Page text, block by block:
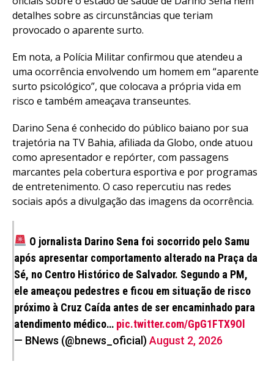
detalhes sobre as circunstâncias que teriam
provocado o aparente surto.
Em nota, a Polícia Militar confirmou que atendeu a
uma ocorrência envolvendo um homem em “aparente
surto psicológico”, que colocava a própria vida em
risco e também ameaçava transeuntes.
Darino Sena é conhecido do público baiano por sua
trajetória na TV Bahia, afiliada da Globo, onde atuou
como apresentador e repórter, com passagens
marcantes pela cobertura esportiva e por programas
de entretenimento. O caso repercutiu nas redes
sociais após a divulgação das imagens da ocorrência.
O jornalista Darino Sena foi socorrido pelo Samu
após apresentar comportamento alterado na Praça da
Sé, no Centro Histórico de Salvador. Segundo a PM,
ele ameaçou pedestres e ficou em situação de risco
próximo à Cruz Caída antes de ser encaminhado para
atendimento médico… pic.twitter.com/GpG1FTX9Ol
— BNews (@bnews_oficial)August 2, 2026